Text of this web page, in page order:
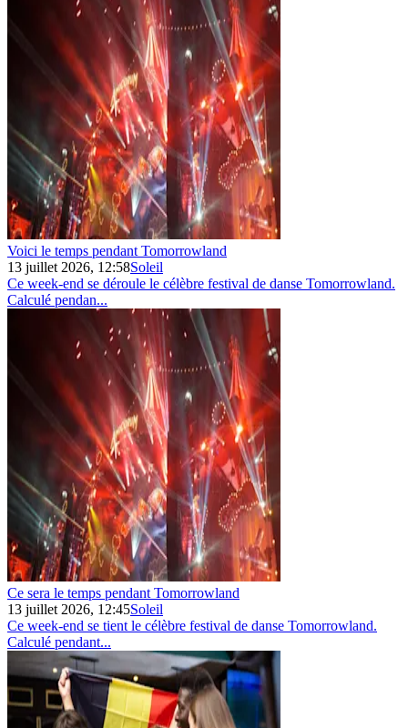
Voici le temps pendant Tomorrowland
13 juillet 2026, 12:58Soleil
Ce week-end se déroule le célèbre festival de danse Tomorrowland.
Calculé pendan...
Ce sera le temps pendant Tomorrowland
13 juillet 2026, 12:45Soleil
Ce week-end se tient le célèbre festival de danse Tomorrowland.
Calculé pendant...